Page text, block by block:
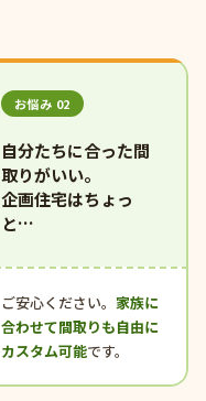
お悩み 02
自分たちに合った間
取りがいい。
企画住宅はちょっ
と…
ご安心ください。 家族に
合わせて間取りも自由に
カスタム可能です。